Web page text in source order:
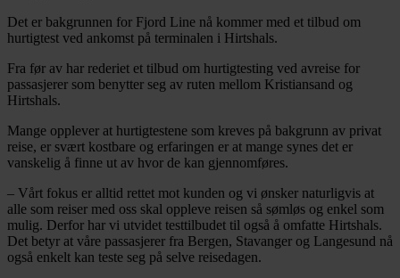
Det er bakgrunnen for Fjord Line nå kommer med et tilbud om
hurtigtest ved ankomst på terminalen i Hirtshals.
Fra før av har rederiet et tilbud om hurtigtesting ved avreise for
passasjerer som benytter seg av ruten mellom Kristiansand og
Hirtshals.
Mange opplever at hurtigtestene som kreves på bakgrunn av privat
reise, er svært kostbare og erfaringen er at mange synes det er
vanskelig å finne ut av hvor de kan gjennomføres.
– Vårt fokus er alltid rettet mot kunden og vi ønsker naturligvis at
alle som reiser med oss skal oppleve reisen så sømløs og enkel som
mulig. Derfor har vi utvidet testtilbudet til også å omfatte Hirtshals.
Det betyr at våre passasjerer fra Bergen, Stavanger og Langesund nå
også enkelt kan teste seg på selve reisedagen.